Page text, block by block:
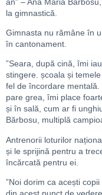
la gimnastică.
Gimnasta nu rămâne în
în cantonament.
”Seara, după cină, îmi
stingere. școala și
fel de încordare
pare grea, îmi place
și în sală, cum ar fi
Bărbosu, multiplă
Antrenorii loturilor
și le sprijină pentru a
încărcată pentru ei.
”Noi dorim ca acești